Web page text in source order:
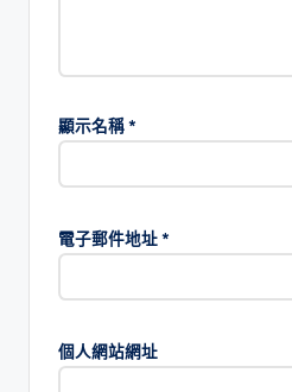
顯示名稱*
電子郵件地址*
個人網站網址